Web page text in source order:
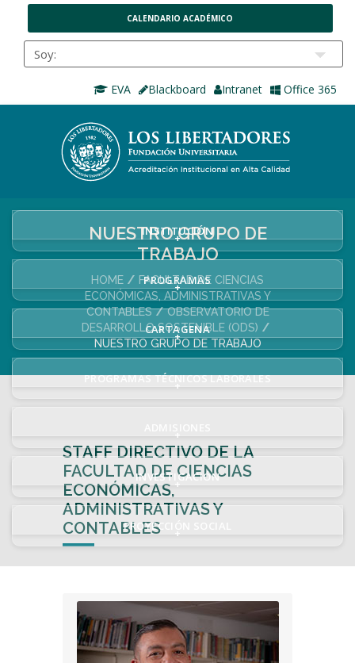
CALENDARIO ACADÉMICO
EVA Blackboard Intranet Office 365
INSTITUCIÓN
+
PROGRAMAS
+
CARTAGENA
+
PROGRAMAS TÉCNICOS LABORALES
+
+
INVESTIGACIÓN
+
PROYECCIÓN SOCIAL
+
NUESTRO GRUPO DE
TRABAJO
HOME
FACULTAD DE CIENCIAS
ECONÓMICAS, ADMINISTRATIVAS Y
CONTABLES
OBSERVATORIO DE
DESARROLLO SOSTENIBLE (ODS)
NUESTRO GRUPO DE TRABAJO
STAFF DIRECTIVO DE LA
FACULTAD DE CIENCIAS
ECONÓMICAS,
ADMINISTRATIVAS Y
CONTABLES